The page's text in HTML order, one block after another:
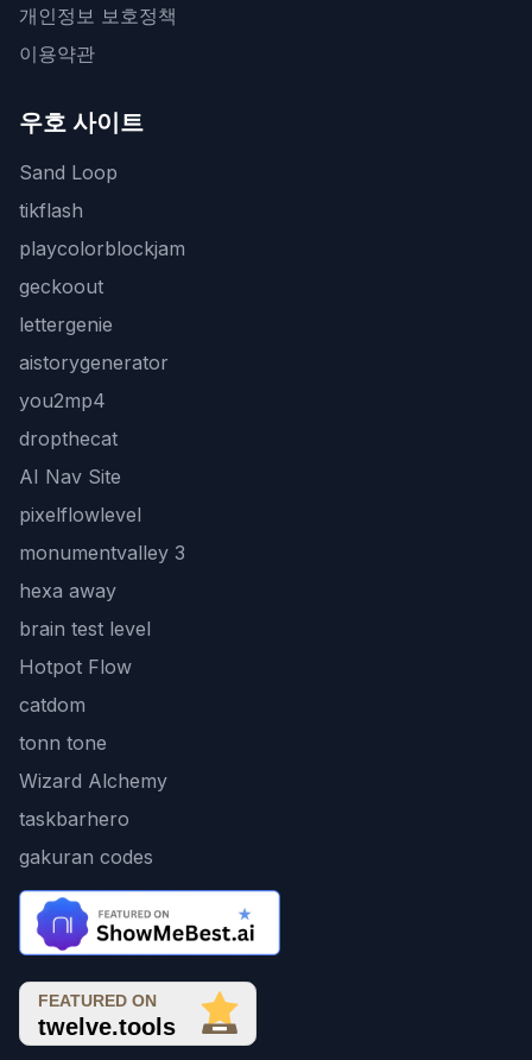
개인정보 보호정책
이용약관
우호 사이트
Sand Loop
tikflash
playcolorblockjam
geckoout
lettergenie
aistorygenerator
you2mp4
dropthecat
AI Nav Site
pixelflowlevel
monumentvalley 3
hexa away
brain test level
Hotpot Flow
catdom
tonn tone
Wizard Alchemy
taskbarhero
gakuran codes